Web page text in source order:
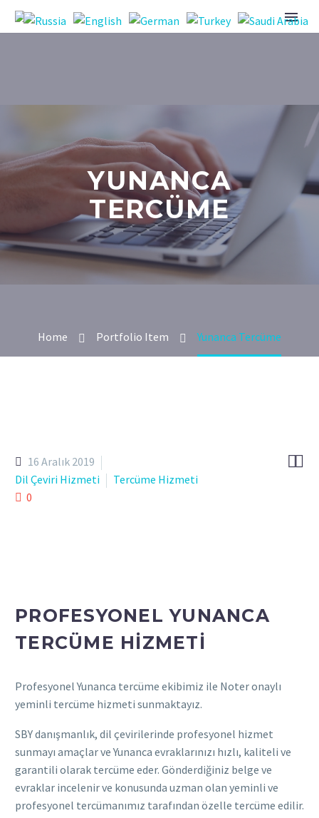
YUNANCA
TERCÜME
Home Portfolio Item Yunanca Tercüme

16 Aralık 2019
Dil Çeviri Hizmeti
Tercüme Hizmeti
0
PROFESYONEL YUNANCA
TERCÜME HIZMETI
Profesyonel Yunanca tercüme ekibimiz ile Noter onaylı
yeminli tercüme hizmeti sunmaktayız.
SBY danışmanlık, dil çevirilerinde profesyonel hizmet
sunmayı amaçlar ve Yunanca evraklarınızı hızlı, kaliteli ve
garantili olarak tercüme eder. Gönderdiğiniz belge ve
evraklar incelenir ve konusunda uzman olan yeminli ve
profesyonel tercümanımız tarafından özelle tercüme edilir.